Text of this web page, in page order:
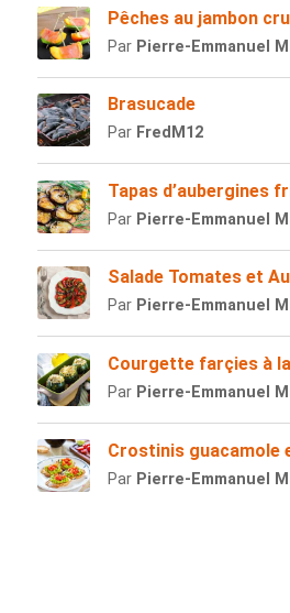
Pêches au jambon
Par Pierre-Emmanuel
Brasucade
Par FredM12
Tapas d’aubergines
Par Pierre-Emmanuel
Salade Tomates et
Par Pierre-Emmanuel
Courgette farçies à
Par Pierre-Emmanuel
Crostinis guacamole
Par Pierre-Emmanuel